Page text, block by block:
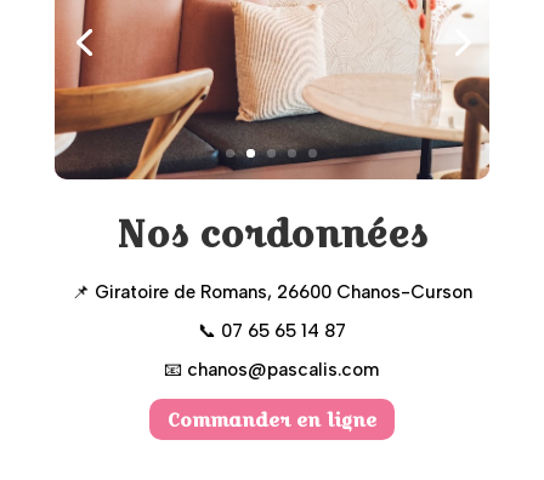
Nos cordonnées
📌 Giratoire de Romans, 26600 Chanos-Curson
📞 07 65 65 14 87
📧 chanos@pascalis.com
Commander en ligne